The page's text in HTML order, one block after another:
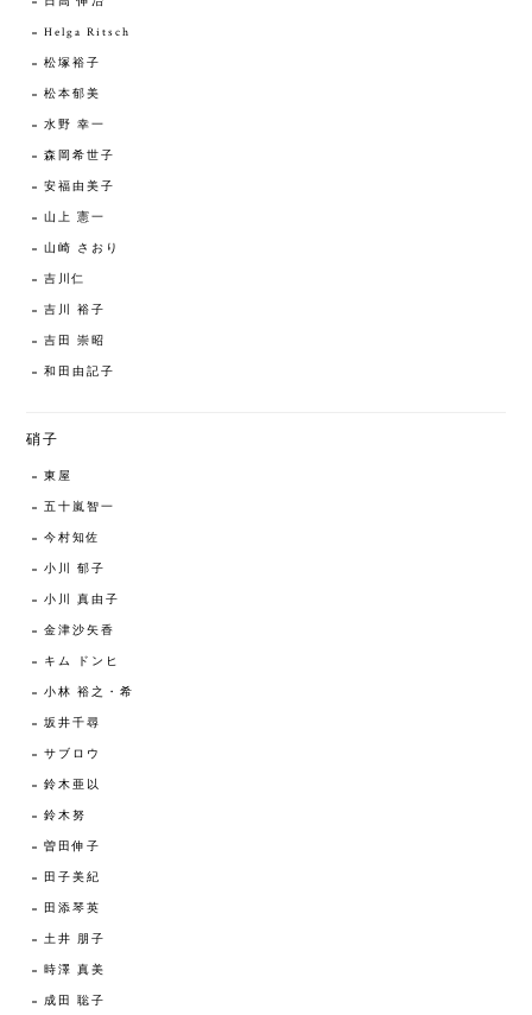
Helga Ritsch
松塚裕子
松本郁美
水野 幸一
森岡希世子
安福由美子
山上 憲一
山崎 さおり
吉川仁
吉川 裕子
吉田 崇昭
和田由記子
硝子
東屋
五十嵐智一
今村知佐
小川 郁子
小川 真由子
金津沙矢香
キム ドンヒ
小林 裕之・希
坂井千尋
サブロウ
鈴木亜以
鈴木努
曽田伸子
田子美紀
田添琴英
土井 朋子
時澤 真美
成田 聡子